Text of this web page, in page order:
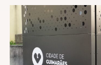
Nombre
Email